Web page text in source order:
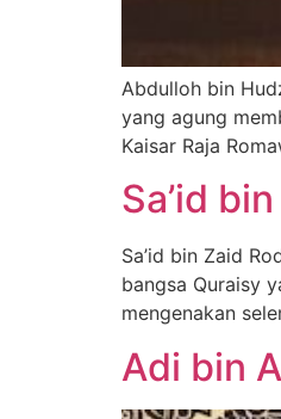
Abdulloh bin
yang agung
Kaisar Raja
Sa’id
Sa’id bin Zaid
bangsa Quraisy
mengenakan
Adi bin